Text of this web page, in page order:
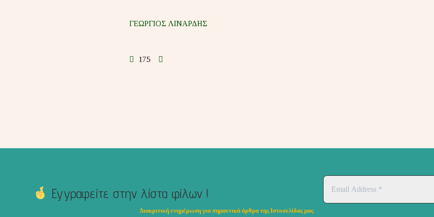
ΓΕΩΡΓΙΟΣ ΛΙΝΑΡΔΗΣ
175
Εγγραφείτε στην λίστα φίλων !
Διακριτική ενημέρωση για σημαντικά άρθρα της Ιστοσελίδας μας